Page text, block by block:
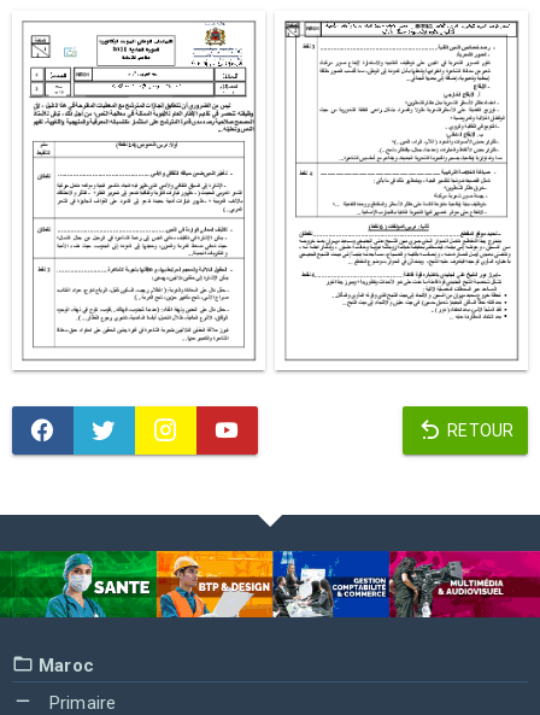
RETOUR
Maroc
Primaire